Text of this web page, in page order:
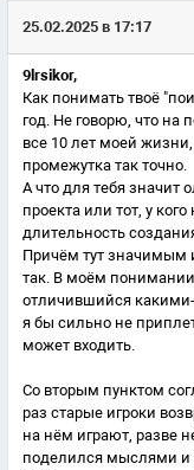
25.02.2025 в 17:17
9lrsikor,
Как понимать твоё
год. Не говорю, что на
все 10 лет моей
промежутка так точно.
А что для тебя значит
проекта или тот, у
длительность
Причём тут значимым
так. В моём понимании
отличившийся
я бы сильно не
может входить.
Со вторым пунктом
раз старые игроки
на нём играют, разве
поделился мыслями и